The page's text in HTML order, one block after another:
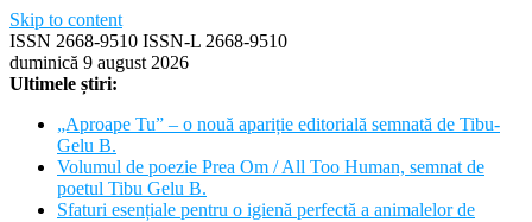
Skip to content
ISSN 2668-9510 ISSN-L 2668-9510
duminică 9 august 2026
Ultimele știri:
„Aproape Tu” – o nouă apariție editorială semnată de Tibu-
Gelu B.
Volumul de poezie Prea Om / All Too Human, semnat de
poetul Tibu Gelu B.
Sfaturi esențiale pentru o igienă perfectă a animalelor de